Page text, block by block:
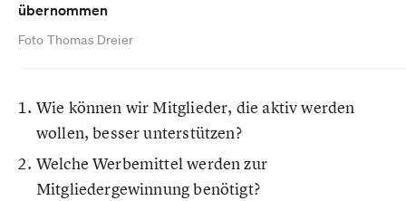
übernommen
Foto Thomas Dreier
Wie können wir Mitglieder, die aktiv werden
wollen, besser unterstützen?
Welche Werbemittel werden zur
Mitgliedergewinnung benötigt?